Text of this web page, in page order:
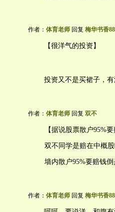
作者： 体育老师 回复 梅华书香88
【很洋气的投资】
投资又不是买裙子，有
作者： 体育老师 回复 双不
【据说股票散户95%
双不同学是赔在中概股
墙内散户95%要赔钱倒
作者： 体育老师 回复 梅华书香88